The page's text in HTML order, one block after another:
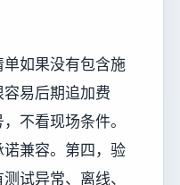
如果没有包含施
易后期追加费
不看现场条件。
兼容。第四，验
试异常、离线、